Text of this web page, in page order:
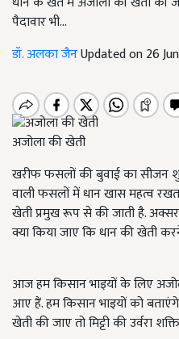
पैदावार भी...
डॉ. अलका जैनUpdated on 26
अजोला की खेती
खरीफ फसलों की बुवाई का सीजन
वाली फसलों में धान खास महत्व
खेती प्रमुख रूप से की जाती है.
क्या किया जाए कि धान की खेती
आज हम किसान भाइयों के लिए
आए हैं. हम किसान भाइयों को
खेती की जाए तो मिट्टी की उर्वरा